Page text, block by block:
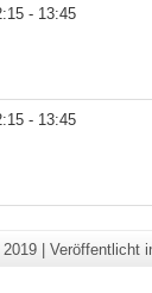
- 13:45
- 13:45
| Veröffentlicht